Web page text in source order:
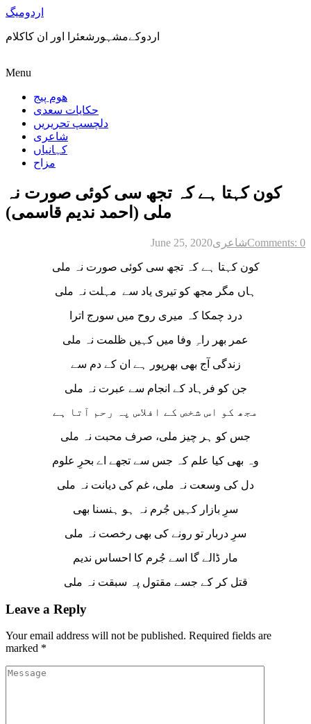
اردومیگ
اردوکےمشہورشعئرا اور ان کاکلام
Menu
ھوم پیج
حکایات سعدی
دلچسپ تحریریں
شاعری
کہانیاں
مزاح
کون کہتا ہے کہ تجھ سی کوئی صورت نہ
ملی (احمد ندیم قاسمی)
June 25, 2020شاعریComments: 0
کون کہتا ہے کہ تجھ سی کوئی صورت نہ ملی
ہاں مگر مجھ کو تیری یاد سے مہلت نہ ملی
درد چمکا کہ میری روح میں سورج اترا
عمر بھر راہِ وفا میں کہیں ظلمت نہ ملی
زندگی آج بھی بھرپور ہے ان کے دم سے
جن کو فرہاد کے انجام سے عبرت نہ ملی
مجھ کو اس شخص کے افلاس پہ رحم آتا ہے
جس کو ہر چیز ملی، صرف محبت نہ ملی
وہ بھی کیا علم کہ جس سے تجھے اے بحرِ علوم
دل کی وسعت نہ ملی، غم کی دیانت نہ ملی
سرِ بازار کہیں جُرم نہ ہو ہنسنا بھی
سرِ دربار تو رونے کی بھی رخصت نہ ملی
مار ڈالے گا اسے جُرم کا احساس ندیم
قتل کر کے جسے مقتول پہ سبقت نہ ملی
Leave a Reply
Your email address will not be published. Required fields are
marked *